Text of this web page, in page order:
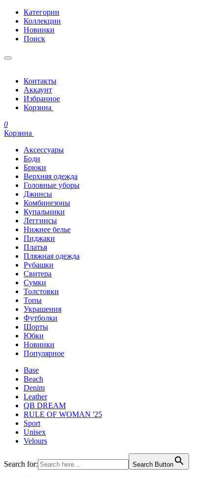
Категории
Коллекции
Новинки
Поиск
Контакты
Аккаунт
Избранное
Корзина
0
Корзина
Аксессуары
Боди
Брюки
Верхняя одежда
Головные уборы
Джинсы
Комбинезоны
Купальники
Леггинсы
Нижнее белье
Пиджаки
Платья
Пляжная одежда
Рубашки
Свитера
Сумки
Толстовки
Топы
Украшения
Футболки
Шорты
Юбки
Новинки
Популярное
Base
Beach
Denim
Leather
QB DREAM
RULE OF WOMAN '25
Sport
Unisex
Velours
Search for: Search Button